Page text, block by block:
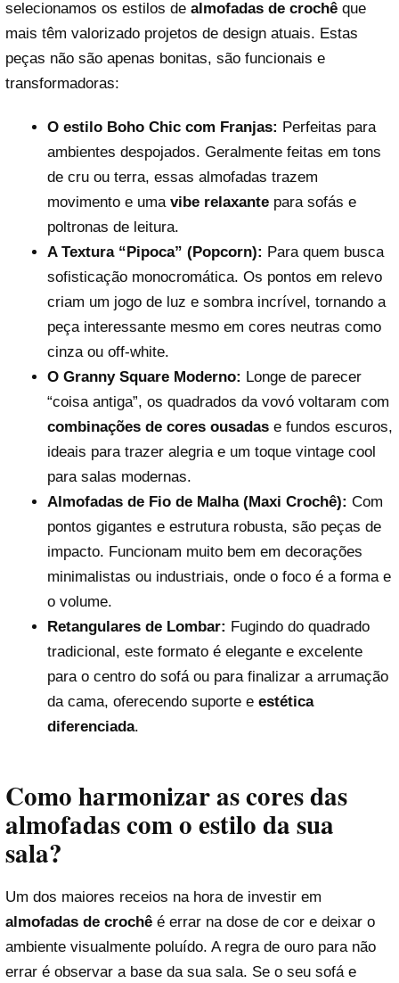
selecionamos os estilos de almofadas de crochê que
mais têm valorizado projetos de design atuais. Estas
peças não são apenas bonitas, são funcionais e
transformadoras:
O estilo Boho Chic com Franjas: Perfeitas para
ambientes despojados. Geralmente feitas em tons
de cru ou terra, essas almofadas trazem
movimento e uma vibe relaxantepara sofás e
poltronas de leitura.
A Textura “Pipoca” (Popcorn): Para quem busca
sofisticação monocromática. Os pontos em relevo
criam um jogo de luz e sombra incrível, tornando a
peça interessante mesmo em cores neutras como
cinza ou off-white.
O Granny Square Moderno: Longe de parecer
“coisa antiga”, os quadrados da vovó voltaram com
combinações de cores ousadase fundos escuros,
ideais para trazer alegria e um toque vintage cool
para salas modernas.
Almofadas de Fio de Malha (Maxi Crochê): Com
pontos gigantes e estrutura robusta, são peças de
impacto. Funcionam muito bem em decorações
minimalistas ou industriais, onde o foco é a forma e
o volume.
Retangulares de Lombar: Fugindo do quadrado
tradicional, este formato é elegante e excelente
para o centro do sofá ou para finalizar a arrumação
da cama, oferecendo suporte e estética
diferenciada.
Como harmonizar as cores das
almofadas com o estilo da sua
sala?
Um dos maiores receios na hora de investir em
almofadas de crochê é errar na dose de cor e deixar o
ambiente visualmente poluído. A regra de ouro para não
errar é observar a base da sua sala. Se o seu sofá e